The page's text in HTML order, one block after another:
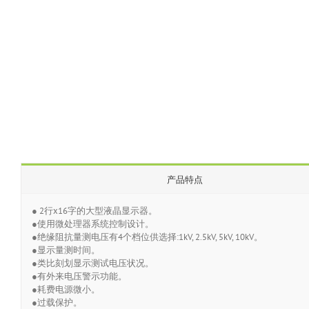
产品特点
● 2行x16字的大型液晶显示器。
●使用微处理器系统控制设计。
●绝缘阻抗量测电压有4个档位供选择:1kV, 2.5kV, 5kV, 10kV。
●显示量测时间。
●类比刻划显示测试电压状况。
●有外来电压警示功能。
●耗费电源微小。
●过载保护。